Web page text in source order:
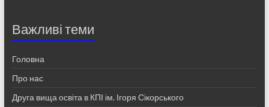
Важливі теми
Головна
Про нас
Друга вища освіта в КПІ ім. Ігоря Сікорського